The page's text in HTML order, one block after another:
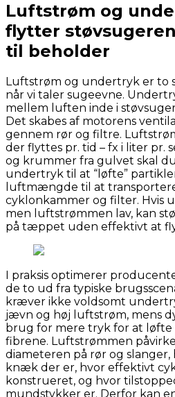
Luftstrøm og
flytter
til beholder
Luftstrøm og undertryk er to
når vi taler sugeevne.
mellem luften inde i
Det skabes af motorens
gennem rør og filtre.
der flyttes pr. tid – fx i liter pr.
og krummer fra gulvet skal
undertryk til at “løfte”
luftmængde til at
cyklonkammer og filter. Hvis
men luftstrømmen lav, kan
på tæppet uden effektivt at
I praksis optimerer
de to ud fra typiske
kræver ikke voldsomt
jævn og høj luftstrøm, mens
brug for mere tryk for at løfte
fibrene. Luftstrømmen
diameteren på rør og slanger,
knæk der er, hvor effektivt
konstrueret, og hvor
mundstykker er. Derfor kan